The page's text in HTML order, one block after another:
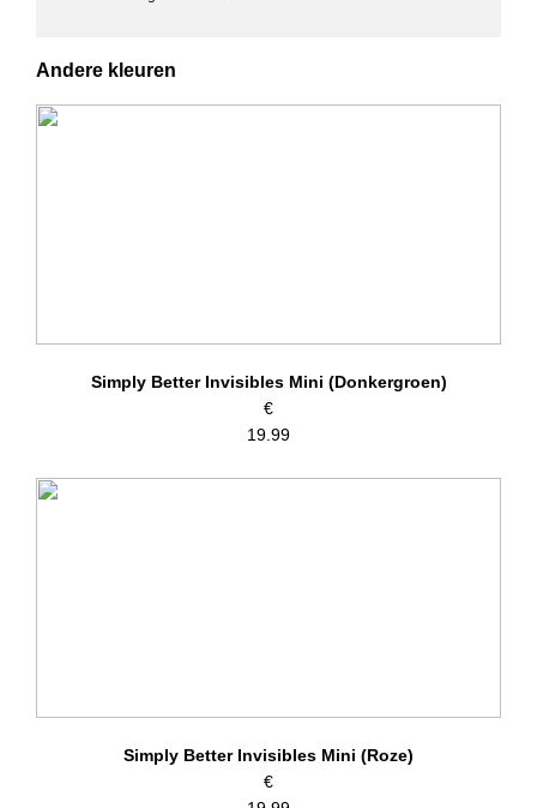
stoffen.
Details:
de droger
Andere kleuren
Simply Better Invisibles Mini (Donkergroen)
€
19.99
Simply Better Invisibles Mini (Roze)
€